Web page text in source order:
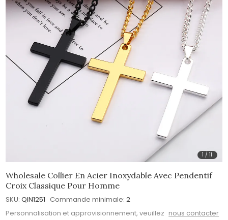
1 /11
Wholesale Collier En Acier Inoxydable Avec Pendentif
Croix Classique Pour Homme
SKU: QIN1251 Commande minimale: 2
Personnalisation et approvisionnement, veuillez nous contacter